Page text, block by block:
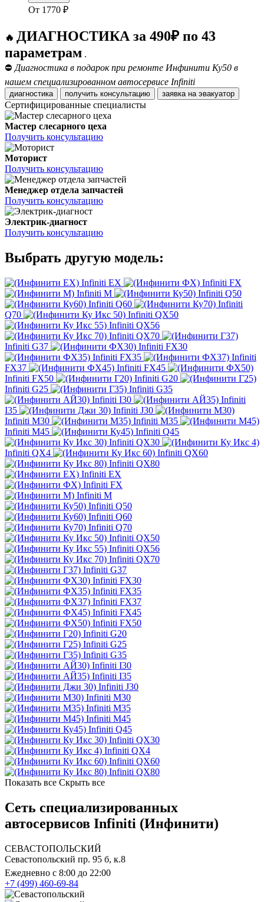
От 1770 ₽
🔥 ДИАГНОСТИКА за 490₽ по 43
параметрам .
⛔ Диагностика в подарок при ремонте Инфинити Ку50 в
нашем специализированном автосервисе Infiniti
диагностика получить консультацию заявка на эвакуатор
Сертифицированные специалисты
Мастер слесарного цеха
Получить консультацию
Моторист
Получить консультацию
Менеджер отдела запчастей
Получить консультацию
Электрик-диагност
Получить консультацию
Выбрать другую модель:
Infiniti EX
Infiniti FX
Infiniti M
Infiniti Q50
Infiniti Q60
Infiniti
Q70
Infiniti QX50
Infiniti QX56
Infiniti QX70
Infiniti G37
Infiniti FX30
Infiniti FX35
Infiniti
FX37
Infiniti FX45
Infiniti FX50
Infiniti G20
Infiniti G25
Infiniti G35
Infiniti I30
Infiniti
I35
Infiniti J30
Infiniti M30
Infiniti M35
Infiniti M45
Infiniti Q45
Infiniti QX30
Infiniti QX4
Infiniti QX60
Infiniti QX80
Infiniti EX
Infiniti FX
Infiniti M
Infiniti Q50
Infiniti Q60
Infiniti Q70
Infiniti QX50
Infiniti QX56
Infiniti QX70
Infiniti G37
Infiniti FX30
Infiniti FX35
Infiniti FX37
Infiniti FX45
Infiniti FX50
Infiniti G20
Infiniti G25
Infiniti G35
Infiniti I30
Infiniti I35
Infiniti J30
Infiniti M30
Infiniti M35
Infiniti M45
Infiniti Q45
Infiniti QX30
Infiniti QX4
Infiniti QX60
Infiniti QX80
Показать все Скрыть все
Сеть специализированных
автосервисов Infiniti (Инфинити)
СЕВАСТОПОЛЬСКИЙ
Севастопольский пр. 95 б, к.8
Ежедневно с 8:00 до 22:00
+7 (499) 460-69-84